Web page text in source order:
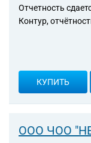
Отчетность
Контур,
КУПИТЬ
ООО ЧОО